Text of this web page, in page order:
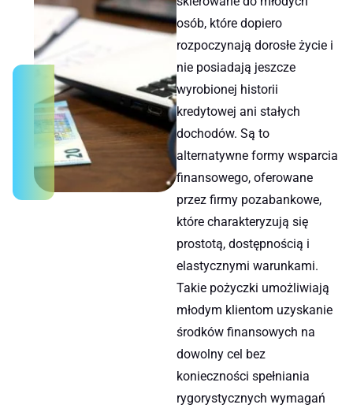
osób, które dopiero
rozpoczynają dorosłe życie i
nie posiadają jeszcze
wyrobionej historii
kredytowej ani stałych
dochodów. Są to
alternatywne formy wsparcia
finansowego, oferowane
przez firmy pozabankowe,
które charakteryzują się
prostotą, dostępnością i
elastycznymi warunkami.
Takie pożyczki umożliwiają
młodym klientom uzyskanie
środków finansowych na
dowolny cel bez
konieczności spełniania
rygorystycznych wymagań